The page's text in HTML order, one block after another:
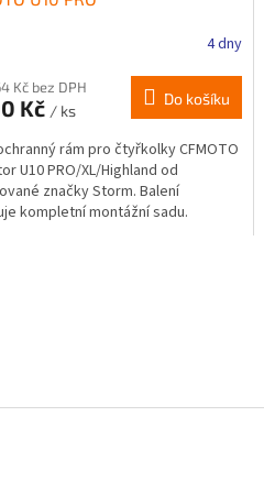
4 dny
Kč bez DPH
Kč / ks
Do košíku
rám pro čtyřkolky CFMOTO
U10 PRO/XL/Highland od
značky Storm. Balení
kompletní montážní sadu.